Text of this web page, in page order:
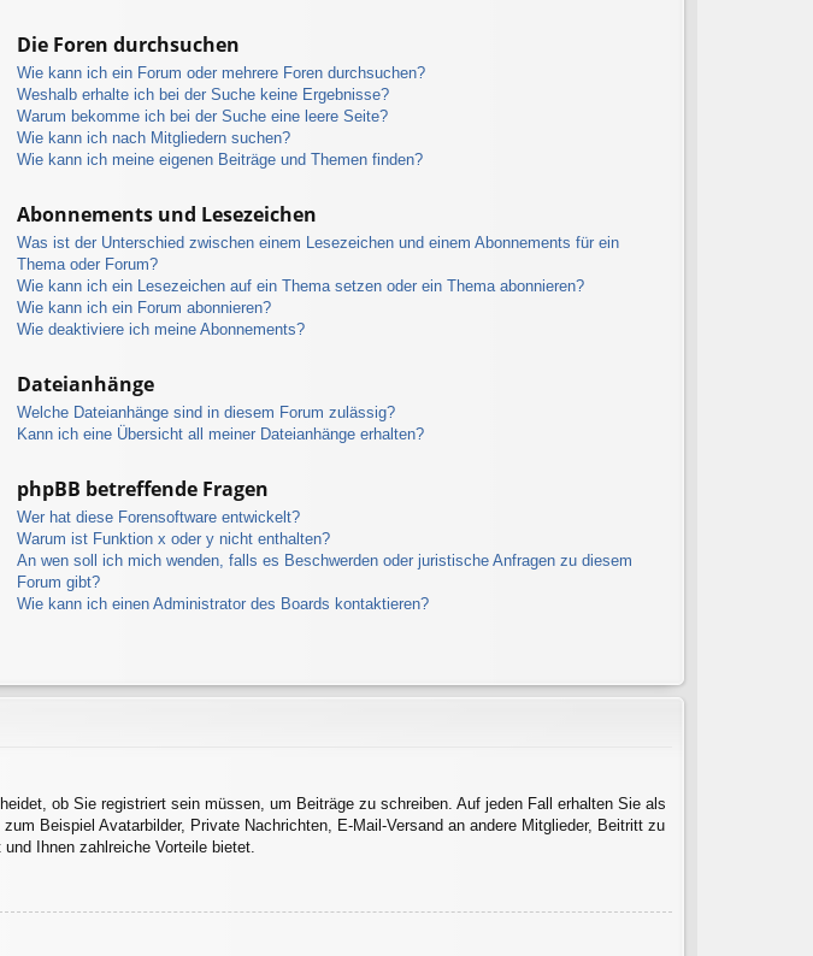
Die Foren durchsuchen
Wie kann ich ein Forum oder mehrere Foren durchsuchen?
Weshalb erhalte ich bei der Suche keine Ergebnisse?
Warum bekomme ich bei der Suche eine leere Seite?
Wie kann ich nach Mitgliedern suchen?
Wie kann ich meine eigenen Beiträge und Themen finden?
Abonnements und Lesezeichen
Was ist der Unterschied zwischen einem Lesezeichen und einem Abonnements für ein
Thema oder Forum?
Wie kann ich ein Lesezeichen auf ein Thema setzen oder ein Thema abonnieren?
Wie kann ich ein Forum abonnieren?
Wie deaktiviere ich meine Abonnements?
Dateianhänge
Welche Dateianhänge sind in diesem Forum zulässig?
Kann ich eine Übersicht all meiner Dateianhänge erhalten?
phpBB betreffende Fragen
Wer hat diese Forensoftware entwickelt?
Warum ist Funktion x oder y nicht enthalten?
An wen soll ich mich wenden, falls es Beschwerden oder juristische Anfragen zu diesem
Forum gibt?
Wie kann ich einen Administrator des Boards kontaktieren?
ob Sie registriert sein müssen, um Beiträge zu schreiben. Auf jeden Fall erhalten Sie als
Beispiel Avatarbilder, Private Nachrichten, E-Mail-Versand an andere Mitglieder, Beitritt zu
Ihnen zahlreiche Vorteile bietet.